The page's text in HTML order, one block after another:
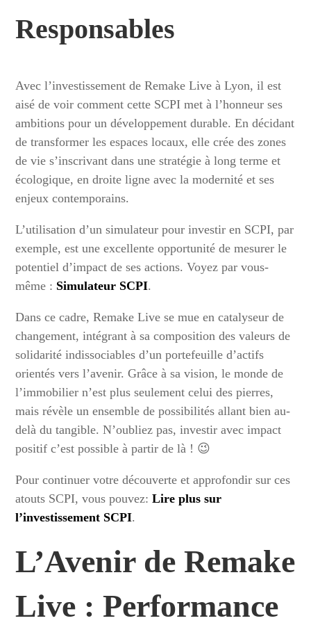
Responsables
Avec l’investissement de Remake Live à Lyon, il est
aisé de voir comment cette SCPI met à l’honneur ses
ambitions pour un développement durable. En décidant
de transformer les espaces locaux, elle crée des zones
de vie s’inscrivant dans une stratégie à long terme et
écologique, en droite ligne avec la modernité et ses
enjeux contemporains.
L’utilisation d’un simulateur pour investir en SCPI, par
exemple, est une excellente opportunité de mesurer le
potentiel d’impact de ses actions. Voyez par vous-
même : Simulateur SCPI.
Dans ce cadre, Remake Live se mue en catalyseur de
changement, intégrant à sa composition des valeurs de
solidarité indissociables d’un portefeuille d’actifs
orientés vers l’avenir. Grâce à sa vision, le monde de
l’immobilier n’est plus seulement celui des pierres,
mais révèle un ensemble de possibilités allant bien au-
delà du tangible. N’oubliez pas, investir avec impact
positif c’est possible à partir de là ! 😉
Pour continuer votre découverte et approfondir sur ces
atouts SCPI, vous pouvez:Lire plus sur
l’investissement SCPI.
L’Avenir de Remake
Live : Performance